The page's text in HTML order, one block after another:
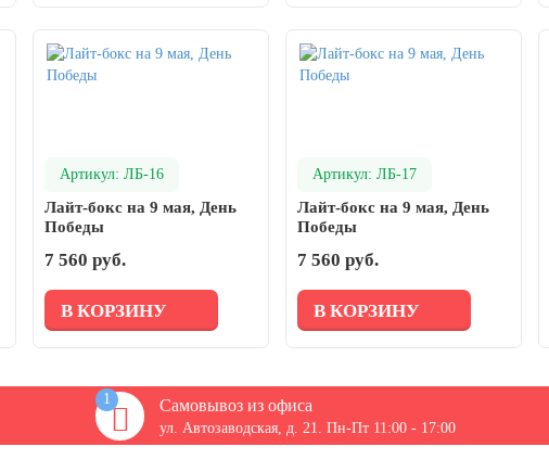
Артикул: ЛБ-16
Лайт-бокс на 9 мая, День
Победы
7 560 руб.
В КОРЗИНУ
Артикул: ЛБ-17
Лайт-бокс на 9 мая, День
Победы
7 560 руб.
В КОРЗИНУ
1 Самовывоз из офиса
ул. Автозаводская, д. 21. Пн-Пт 11:00 - 17:00